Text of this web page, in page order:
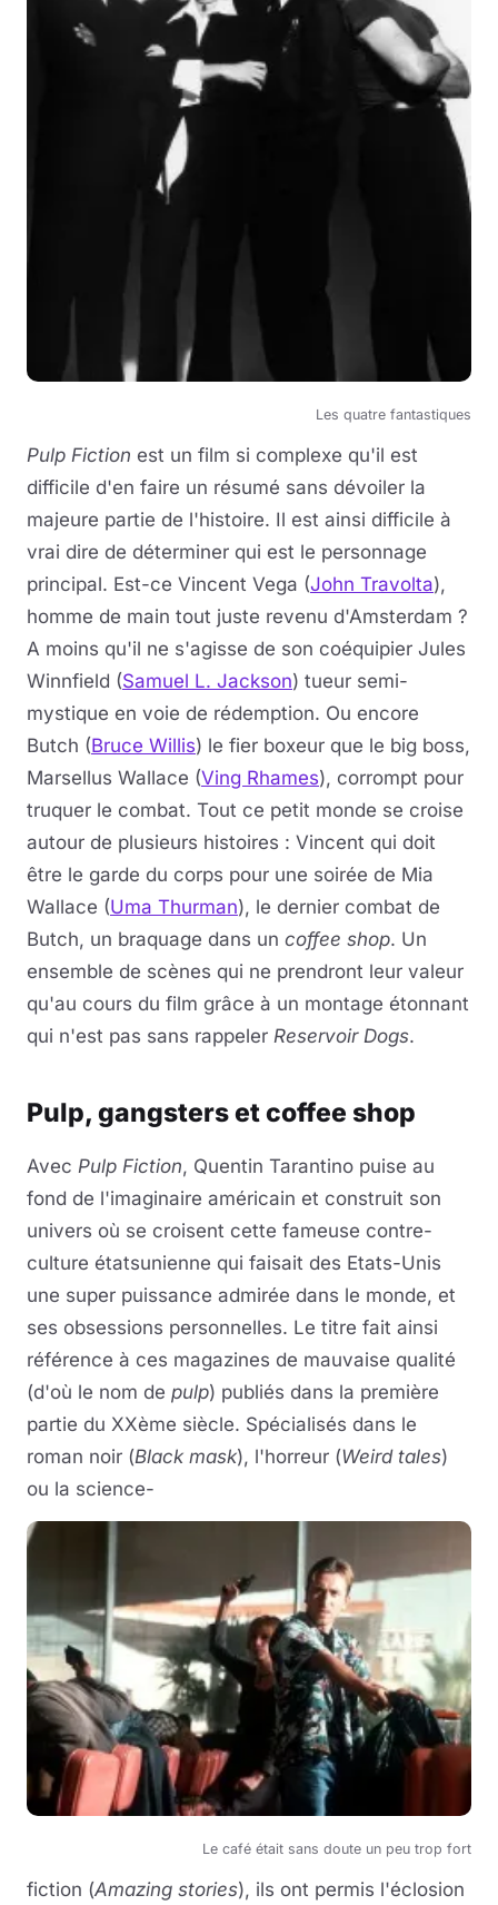
Les quatre fantastiques
Pulp Fiction est un film si complexe qu'il est
difficile d'en faire un résumé sans dévoiler la
majeure partie de l'histoire. Il est ainsi difficile à
vrai dire de déterminer qui est le personnage
principal. Est-ce Vincent Vega (John Travolta),
homme de main tout juste revenu d'Amsterdam ?
A moins qu'il ne s'agisse de son coéquipier Jules
Winnfield (Samuel L. Jackson) tueur semi-
mystique en voie de rédemption. Ou encore
Butch (Bruce Willis) le fier boxeur que le big boss,
Marsellus Wallace (Ving Rhames), corrompt pour
truquer le combat. Tout ce petit monde se croise
autour de plusieurs histoires : Vincent qui doit
être le garde du corps pour une soirée de Mia
Wallace (Uma Thurman), le dernier combat de
Butch, un braquage dans un coffee shop. Un
ensemble de scènes qui ne prendront leur valeur
qu'au cours du film grâce à un montage étonnant
qui n'est pas sans rappeler Reservoir Dogs.
Pulp, gangsters et coffee shop
Avec Pulp Fiction, Quentin Tarantino puise au
fond de l'imaginaire américain et construit son
univers où se croisent cette fameuse contre-
culture étatsunienne qui faisait des Etats-Unis
une super puissance admirée dans le monde, et
ses obsessions personnelles. Le titre fait ainsi
référence à ces magazines de mauvaise qualité
(d'où le nom de pulp) publiés dans la première
partie du XXème siècle. Spécialisés dans le
roman noir (Black mask), l'horreur (Weird tales)
ou la science-
Le café était sans doute un peu trop fort
fiction (Amazing stories), ils ont permis l'éclosion